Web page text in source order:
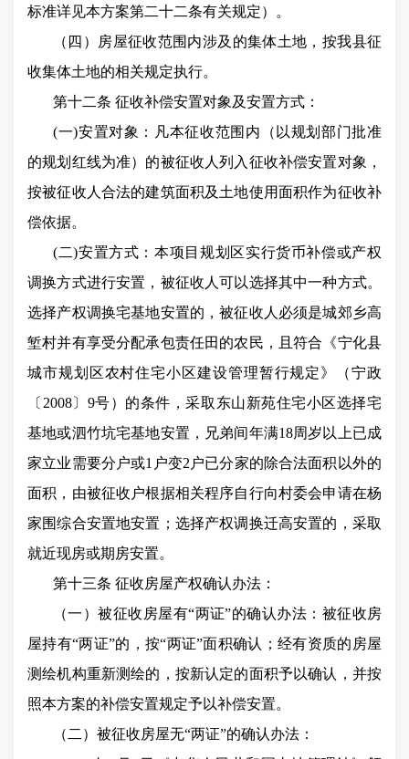
标准详见本方案第二十二条有关规定）。
（四）房屋征收范围内涉及的集体土地，按我县征
收集体土地的相关规定执行。
第十二条 征收补偿安置对象及安置方式：
(一)安置对象：凡本征收范围内（以规划部门批准
的规划红线为准）的被征收人列入征收补偿安置对象，
按被征收人合法的建筑面积及土地使用面积作为征收补
偿依据。
(二)安置方式：本项目规划区实行货币补偿或产权
调换方式进行安置，被征收人可以选择其中一种方式。
选择产权调换宅基地安置的，被征收人必须是城郊乡高
堑村并有享受分配承包责任田的农民，且符合《宁化县
城市规划区农村住宅小区建设管理暂行规定》（宁政
〔2008〕9号）的条件，采取东山新苑住宅小区选择宅
基地或泗竹坑宅基地安置，兄弟间年满18周岁以上已成
家立业需要分户或1户变2户已分家的除合法面积以外的
面积，由被征收户根据相关程序自行向村委会申请在杨
家围综合安置地安置；选择产权调换迁高安置的，采取
就近现房或期房安置。
第十三条 征收房屋产权确认办法：
（一）被征收房屋有“两证”的确认办法：被征收房
屋持有“两证”的，按“两证”面积确认；经有资质的房屋
测绘机构重新测绘的，按新认定的面积予以确认，并按
照本方案的补偿安置规定予以补偿安置。
（二）被征收房屋无“两证”的确认办法：